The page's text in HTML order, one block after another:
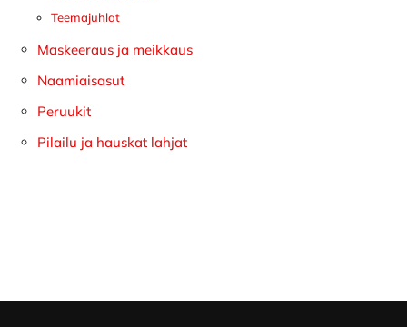
Teemajuhlat
Maskeeraus ja meikkaus
Naamiaisasut
Peruukit
Pilailu ja hauskat lahjat